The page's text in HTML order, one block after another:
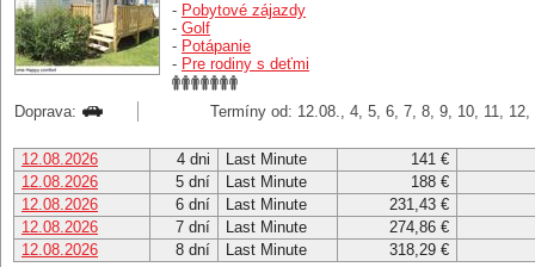
- Pobytové zájazdy
- Golf
- Potápanie
- Pre rodiny s deťmi
Doprava: Termíny od: 12.08., 4, 5, 6, 7, 8, 9, 10, 11, 12,
12.08.2026 4 dni Last Minute
141 €
12.08.2026
5 dní Last Minute
188 €
12.08.2026
6 dní Last Minute
231,43 €
12.08.2026
7 dní Last Minute
274,86 €
12.08.2026
8 dní Last Minute 318,29 €